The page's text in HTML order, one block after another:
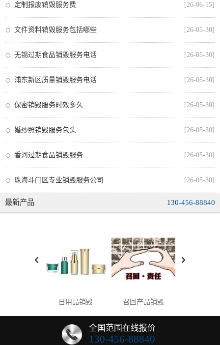
定制报废销毁服务费 [26-06-15]
文件资料销毁服务包括哪些 [26-05-30]
无锡过期食品销毁服务电话 [26-05-30]
浦东新区质量销毁服务电话 [26-05-30]
保密销毁服务时效多久 [26-05-30]
婚纱照销毁服务包头 [26-05-30]
香河过期食品销毁服务 [26-05-30]
珠海斗门区专业销毁服务公司 [26-05-30]
最新产品 130-456-88840
日用品销毁 召回产品销毁
全国范围在线报价
130-456-88840